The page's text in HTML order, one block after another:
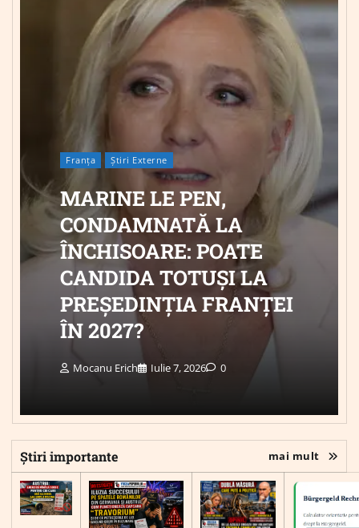
Franța Știri Externe
MARINE LE PEN,
CONDAMNATĂ LA
ÎNCHISOARE: POATE
CANDIDA TOTUȘI LA
PREȘEDINȚIA FRANȚEI
ÎN 2027?
Mocanu Erich Iulie 7, 2026 0
Știri importante mai mult